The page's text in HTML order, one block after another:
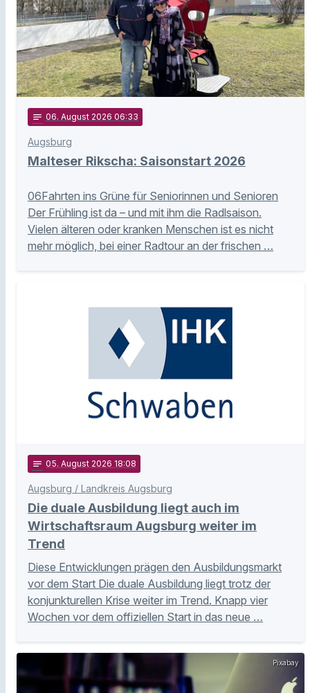
notes 06. August 2026 06:33
Augsburg
Malteser Rikscha: Saisonstart 2026
06Fahrten ins Grüne für Seniorinnen und Senioren
Der Frühling ist da – und mit ihm die Radlsaison.
Vielen älteren oder kranken Menschen ist es nicht
mehr möglich, bei einer Radtour an der frischen …
notes 05. August 2026 18:08
Augsburg / Landkreis Augsburg
Die duale Ausbildung liegt auch im
Wirtschaftsraum Augsburg weiter im
Trend
Diese Entwicklungen prägen den Ausbildungsmarkt
vor dem Start Die duale Ausbildung liegt trotz der
konjunkturellen Krise weiter im Trend. Knapp vier
Wochen vor dem offiziellen Start in das neue …
Pixabay